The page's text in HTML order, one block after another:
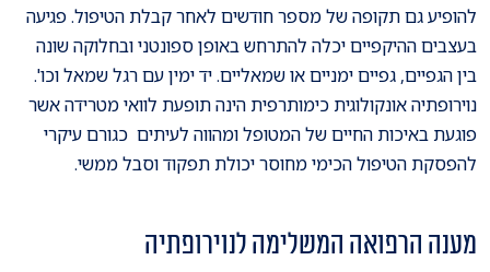
להופיע גם תקופה של מספר חודשים לאחר קבלת הטיפול. פגיעה
בעצבים ההיקפיים יכלה להתרחש באופן ספונטני ובחלוקה שונה
בין הגפיים, גפיים ימניים או שמאליים. יד ימין עם רגל שמאל וכו'.
נוירופתיה אונקולוגית כימותרפית הינה תופעת לוואי מטרידה אשר
פוגעת באיכות החיים של המטופל ומהווה לעיתים כגורם עיקרי
להפסקת הטיפול הכימי מחוסר יכולת תפקוד וסבל ממשי.
מענה הרפואה המשלימה לנוירופתיה